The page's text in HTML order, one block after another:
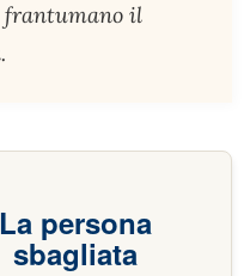
frantumano il
La persona
sbagliata